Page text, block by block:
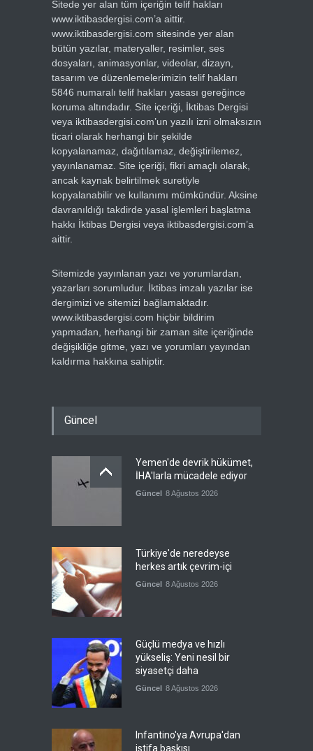
Sitede yer alan tüm içeriğin telif hakları
www.iktibasdergisi.com’a aittir.
www.iktibasdergisi.com sitesinde yer alan
bütün yazılar, materyaller, resimler, ses
dosyaları, animasyonlar, videolar, dizayn,
tasarım ve düzenlemelerimizin telif hakları
5846 numaralı telif hakları yasası gereğince
koruma altındadır. Site içeriği, İktibas Dergisi
veya iktibasdergisi.com’un yazılı izni olmaksızın
ticari olarak herhangi bir şekilde
kopyalanamaz, dağıtılamaz, değiştirilemez,
yayınlanamaz. Site içeriği, fikri amaçlı olarak,
ancak kaynak belirtilmek suretiyle
kopyalanabilir ve kullanımı mümkündür. Aksine
davranıldığı takdirde yasal işlemleri başlatma
hakkı İktibas Dergisi veya iktibasdergisi.com’a
aittir.
Sitemizde yayınlanan yazı ve yorumlardan,
yazarları sorumludur. İktibas imzalı yazılar ise
dergimizi ve sitemizi bağlamaktadır.
www.iktibasdergisi.com hiçbir bildirim
yapmadan, herhangi bir zaman site içeriğinde
değişikliğe gitme, yazı ve yorumları yayından
kaldırma hakkına sahiptir.
Güncel
Yemen'de devrik hükümet,
İHA'larla mücadele ediyor
Güncel 8 Ağustos 2026
Türkiye'de neredeyse
herkes artık çevrim-içi
Güncel 8 Ağustos 2026
Güçlü medya ve hızlı
yükseliş: Yeni nesil bir
siyasetçi daha
Güncel 8 Ağustos 2026
Infantino'ya Avrupa'dan
istifa baskısı